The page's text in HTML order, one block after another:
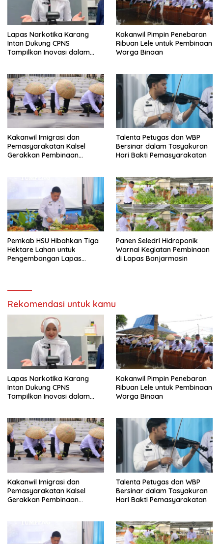
Lapas Narkotika Karang
Intan Dukung CPNS
Tampilkan Inovasi dalam
Kakanwil Pimpin Penebaran
Ribuan Lele untuk Pembinaan
Warga Binaan
Kakanwil Imigrasi dan
Pemasyarakatan Kalsel
Gerakkan Pembinaan
Talenta Petugas dan WBP
Bersinar dalam Tasyakuran
Hari Bakti Pemasyarakatan
Pemkab HSU Hibahkan Tiga
Hektare Lahan untuk
Pengembangan Lapas
Panen Seledri Hidroponik
Warnai Kegiatan Pembinaan
di Lapas Banjarmasin
Rekomendasi untuk kamu
Lapas Narkotika Karang
Intan Dukung CPNS
Tampilkan Inovasi dalam
Kakanwil Pimpin Penebaran
Ribuan Lele untuk Pembinaan
Warga Binaan
Kakanwil Imigrasi dan
Pemasyarakatan Kalsel
Gerakkan Pembinaan
Talenta Petugas dan WBP
Bersinar dalam Tasyakuran
Hari Bakti Pemasyarakatan